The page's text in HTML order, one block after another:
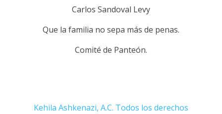
Carlos Sandoval Levy
Que la familia no sepa más de penas.
Comité de Panteón.
Kehila Ashkenazi, A.C. Todos los derechos